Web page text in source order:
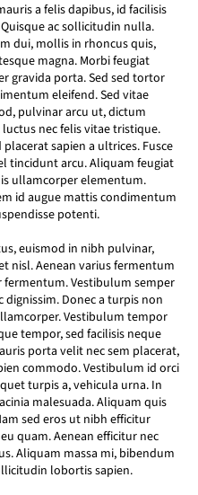
a felis dapibus, id facilisis
ac sollicitudin nulla.
dui, mollis in rhoncus quis,
magna. Morbi feugiat
gravida porta. Sed sed tortor
eleifend. Sed vitae
pulvinar arcu ut, dictum
luctus nec felis vitae tristique.
placerat sapien a ultrices. Fusce
tincidunt arcu. Aliquam feugiat
ullamcorper elementum.
id augue mattis condimentum
potenti.
euismod in nibh pulvinar,
nisl. Aenean varius fermentum
Vestibulum semper
dignissim. Donec a turpis non
Vestibulum tempor
tempor, sed facilisis neque
porta velit nec sem placerat,
commodo. Vestibulum id orci
turpis a, vehicula urna. In
malesuada. Aliquam quis
sed eros ut nibh efficitur
quam. Aenean efficitur nec
Aliquam massa mi, bibendum
lobortis sapien.